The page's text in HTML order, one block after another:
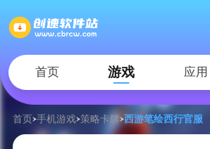
首页 游戏 应用
首页 手机游戏 策略卡牌 西游笔绘西行官服